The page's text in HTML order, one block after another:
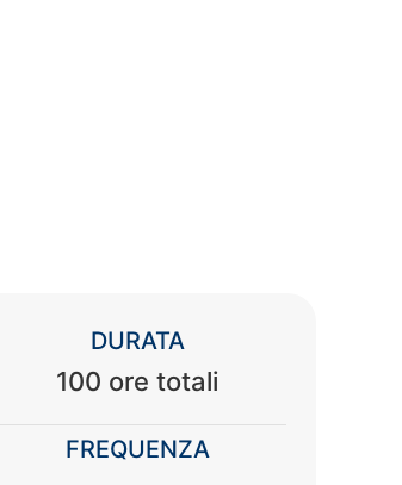
DURATA
100 ore totali
FREQUENZA